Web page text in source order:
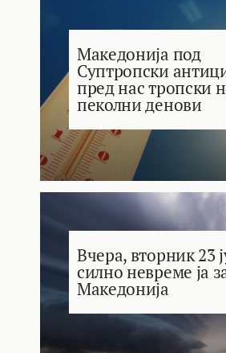
Македонија под
Суптропски
пред нас тропски
пеколни денови
Вчера, вторник 23
силно невреме ја
Македонија